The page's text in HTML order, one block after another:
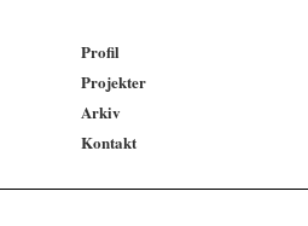
Profil
Projekter
Arkiv
Kontakt